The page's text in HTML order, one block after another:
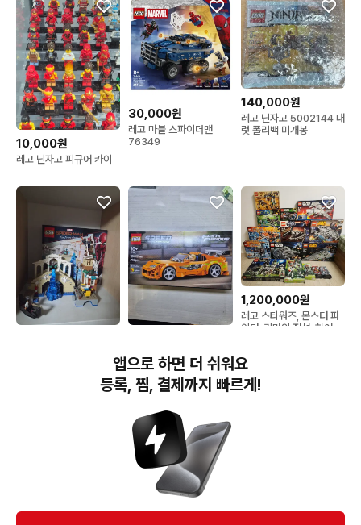
10,000원
레고 닌자고 피규어 카이
30,000원
레고 마블 스파이더맨
76349
140,000원
레고 닌자고 5002144 대
럿 폴리백 미개봉
레고 스챔 77260 토요타
수프라 MK4 misb
1,200,000원
레고 스타워즈, 몬스터 파
이터, 키마의 전설, 히어로
번개장터(주) 사업자정보, 이용약관 및 기타 법적고지
번개장터㈜는 통신판매중개자이며, 통신판매의 당사자가 아닙니다. 전자상거래 등에서의
소비자보호에 관한 법률 등 관련 법령 및 번개장터㈜의 약관에 따라 상품, 상품정보, 거래에 관한 책임은
개별 판매자에게 귀속하고, 번개장터㈜는 원칙적으로 회원간 거래에 대하여 책임을 지지 않습니다.
다만, 번개장터㈜가 직접 판매하는 상품에 대한 책임은 번개장터㈜에게 귀속합니다.
앱으로 하면 더 쉬워요
등록, 찜, 결제까지 빠르게!